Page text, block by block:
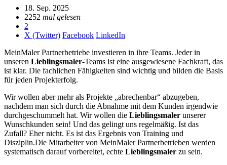
18. Sep. 2025
2252 mal gelesen
2
X (Twitter) Facebook LinkedIn
MeinMaler Partnerbetriebe investieren in ihre Teams. Jeder in
unseren Lieblingsmaler-Teams ist eine ausgewiesene Fachkraft, das
ist klar. Die fachlichen Fähigkeiten sind wichtig und bilden die Basis
für jeden Projekterfolg.
Wir wollen aber mehr als Projekte „abrechenbar“ abzugeben,
nachdem man sich durch die Abnahme mit dem Kunden irgendwie
durchgeschummelt hat. Wir wollen die Lieblingsmaler unserer
Wunschkunden sein! Und das gelingt uns regelmäßig. Ist das
Zufall? Eher nicht. Es ist das Ergebnis von Training und
Disziplin.Die Mitarbeiter von MeinMaler Partnerbetrieben werden
systematisch darauf vorbereitet, echte Lieblingsmaler zu sein.